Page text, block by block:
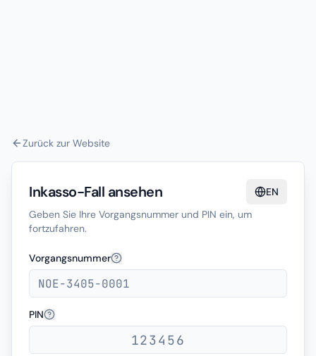
Zurück zur Website
Inkasso-Fall ansehen
EN
Geben Sie Ihre Vorgangsnummer und PIN ein, um
fortzufahren.
Vorgangsnummer
PIN